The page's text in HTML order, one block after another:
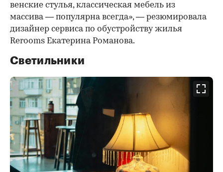
венские стулья, классическая мебель из
массива — популярна всегда», — резюмировала
дизайнер сервиса по обустройству жилья
Rerooms Екатерина Романова.
Светильники